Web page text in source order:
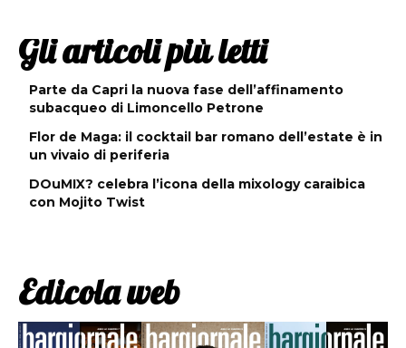
Gli articoli più letti
Parte da Capri la nuova fase dell’affinamento
subacqueo di Limoncello Petrone
Flor de Maga: il cocktail bar romano dell’estate è in
un vivaio di periferia
DOuMIX? celebra l’icona della mixology caraibica
con Mojito Twist
Edicola web